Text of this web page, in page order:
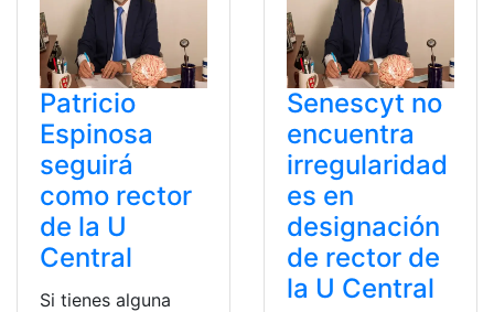
Patricio
Espinosa
seguirá
como rector
de la U
Central
Si tienes alguna
Senescyt no
encuentra
irregularidad
es en
designación
de rector de
la U Central